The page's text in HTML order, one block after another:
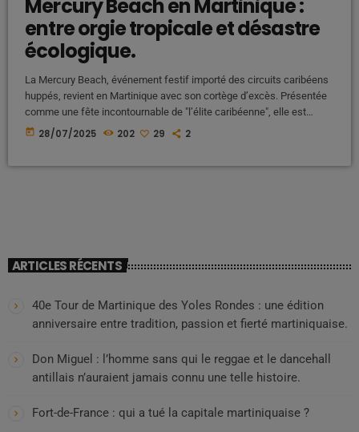
Mercury Beach en Martinique :
entre orgie tropicale et désastre
écologique.
La Mercury Beach, événement festif importé des circuits caribéens
huppés, revient en Martinique avec son cortège d’excès. Présentée
comme une fête incontournable de "l’élite caribéenne", elle est
aussi, pour nombre de Martiniquais, un symbole criant de
today 28/07/2025 202 29 2
ARTICLES RÉCENTS
40e Tour de Martinique des Yoles Rondes : une édition
anniversaire entre tradition, passion et fierté martiniquaise.
Don Miguel : l’homme sans qui le reggae et le dancehall
antillais n’auraient jamais connu une telle histoire.
Fort-de-France : qui a tué la capitale martiniquaise ?